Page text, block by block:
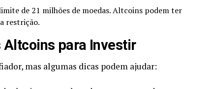
de 21 milhões de moedas. Altcoins podem ter
restrição.
Altcoins para Investir
mas algumas dicas podem ajudar: